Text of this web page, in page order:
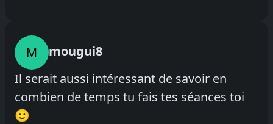
M
mougui8
Il serait aussi intéressant de savoir en
combien de temps tu fais tes séances toi
🙂